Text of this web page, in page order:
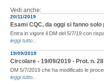
Vedi anche:
20/11/2019
Esami CQC, da oggi si fanno
Entra in vigore il DM del 5/7/19 con
leggi tutto...
19/09/2019
Circolare - 19/09/2019 - Prot. n.
DM 5/7/2019 che ha modificato le
leggi tutto...